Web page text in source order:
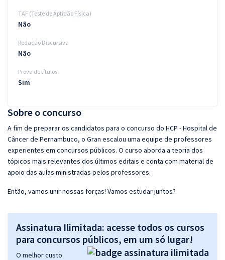
Sobre o concurso
A fim de preparar os candidatos para o concurso do HCP - Hospital de
Câncer de Pernambuco, o Gran escalou uma equipe de professores
experientes em concursos públicos. O curso aborda a teoria dos
tópicos mais relevantes dos últimos editais e conta com material de
apoio das aulas ministradas pelos professores.
Então, vamos unir nossas forças! Vamos estudar juntos?
Assinatura Ilimitada: acesse todos os cursos
para concursos públicos, em um só lugar!
O melhor custo
TAF (Teste de Aptidão Física)
Não
Redação Discursiva
Não
Prova de títulos
Sim